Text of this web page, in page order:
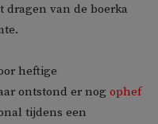
dragen van de boerka
heftige
ontstond er nog ophef
tijdens een